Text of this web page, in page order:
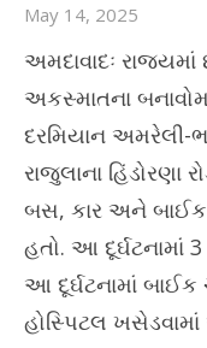
May 14, 2025
અમદાવાદઃ
અકસ્માતના
દરમિયાન અમરેલી-
રાજુલાના હિંડોરણા
બસ, કાર અને બાઈક
હતો. આ દૂર્ઘટનામાં
આ દૂર્ઘટનામાં
હોસ્પિટલ